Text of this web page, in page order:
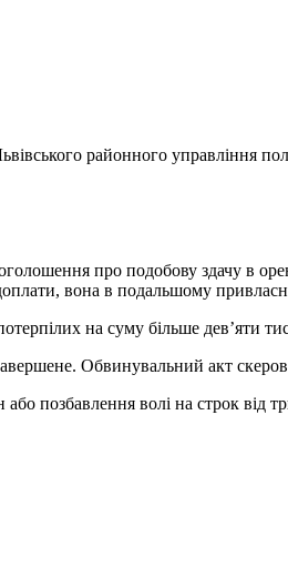
районного управління
про подобову здачу в
вона в подальшому
на суму більше дев’яти
Обвинувальний акт
позбавлення волі на строк від